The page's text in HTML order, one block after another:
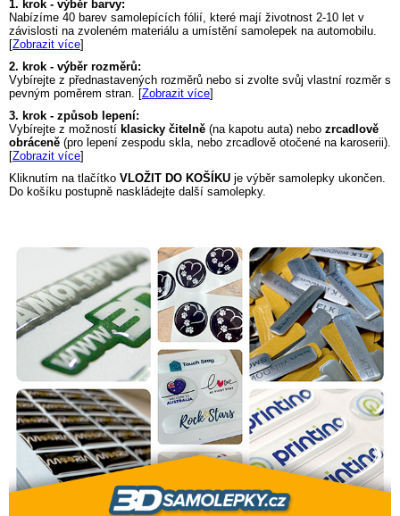
1. krok - výběr barvy:
Nabízíme 40 barev samolepících fólií, které mají životnost 2-10 let v
závislosti na zvoleném materiálu a umístění samolepek na automobilu.
[Zobrazit více]
2. krok - výběr rozměrů:
Vybírejte z přednastavených rozměrů nebo si zvolte svůj vlastní rozměr s
pevným poměrem stran. [Zobrazit více]
3. krok - způsob lepení:
Vybírejte z možností klasicky čitelně (na kapotu auta) nebo zrcadlově
obráceně (pro lepení zespodu skla, nebo zrcadlově otočené na karoserii).
[Zobrazit více]
Kliknutím na tlačítko VLOŽIT DO KOŠÍKU je výběr samolepky ukončen.
Do košíku postupně naskládejte další samolepky.